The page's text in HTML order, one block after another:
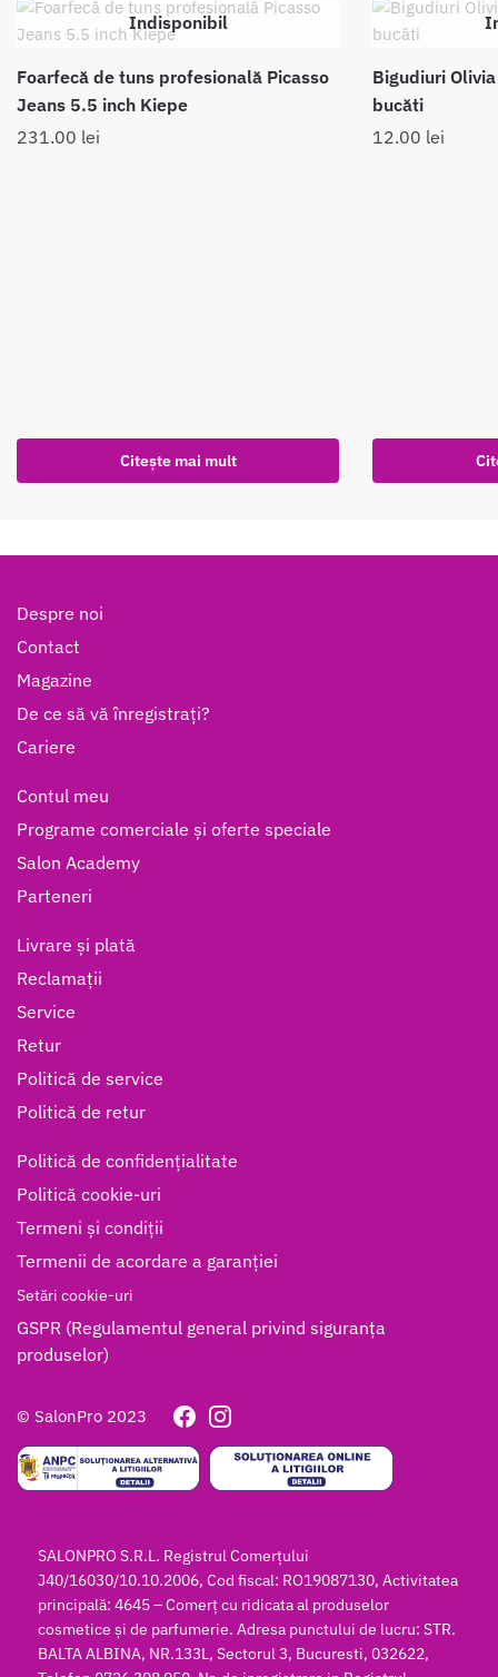
Indisponibil
Foarfecă de tuns profesională Picasso
Jeans 5.5 inch Kiepe
231.00 lei
Citește mai mult
Bigudiuri
bucăti
12.00 lei
Despre noi
Contact
Magazine
De ce să vă înregistrați?
Cariere
Contul meu
Programe comerciale și oferte speciale
Salon Academy
Parteneri
Livrare și plată
Reclamații
Service
Retur
Politică de service
Politică de retur
Politică de confidențialitate
Politică cookie-uri
Termeni și condiții
Termenii de acordare a garanției
Setări cookie-uri
GSPR (Regulamentul general privind siguranța
produselor)
© SalonPro 2023
SALONPRO S.R.L. Registrul Comerțului
J40/16030/10.10.2006, Cod fiscal: RO19087130, Activitatea
principală: 4645 – Comerț cu ridicata al produselor
cosmetice și de parfumerie. Adresa punctului de lucru: STR.
BALTA ALBINA, NR.133L, Sectorul 3, Bucuresti, 032622,